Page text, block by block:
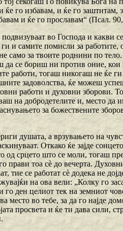
ќе го избавам, и ќе го
и ќе го прославам“ (Псал.
во Господа и какви
и самите помисли за работите,
само за твоите роднини по
се бориш ни против оние, кои
работи, тогаш никогаш не ќе
задоволства, ќе можеш
работи и духовни зборови.
на добродетелите и, место да
за божествените
душата, а врзувањето на
Откако ќе зајде
од срцето што се моли, тогаш
прави тоа сѐ до вечерта.
тие се работат сѐ додека не
на ова вели: „Колку го
го ден целиот тек на земниот
место во тебе, за да го најде
просвета и ќе ти дава сили,